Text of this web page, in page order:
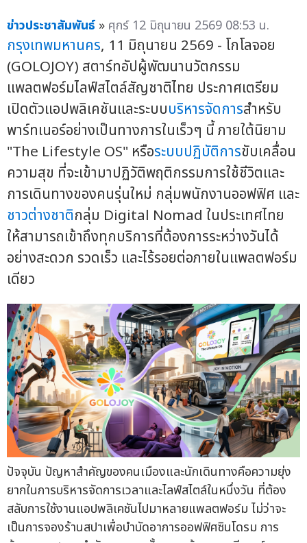
ข่าวประชาสัมพันธ์ » ศุกร์ 12 มิถุนายน 2569 08:53 น.
กรุงเทพมหานคร, 11 มิถุนายน 2569 - โกโลจอย
(GOLOJOY) สตาร์ทอัปผู้พัฒนานวัตกรรม
แพลตฟอร์มไลฟ์สไตล์สัญชาติไทย ประกาศเตรียม
เปิดตัวแอปพลิเคชันและระบบบริหารจัดการสำหรับ
พาร์ทเนอร์อย่างเป็นทางการในเร็วๆ นี้ ภายใต้นิยาม
"The Lifestyle OS" หรือระบบปฏิบัติการขับเคลื่อน
ความสุข ที่จะเข้ามาปฏิวัติพฤติกรรมการใช้ชีวิตและ
การเดินทางของคนรุ่นใหม่ กลุ่มพนักงานออฟฟิศ และ
ชาวต่างชาติกลุ่ม Digital Nomad ในประเทศไทย
ให้สามารถเข้าถึงทุกบริการที่ต้องการระหว่างวันได้
อย่างสะดวก รวดเร็ว และไร้รอยต่อภายในแพลตฟอร์ม
เดียว
ปัจจุบัน ปัญหาสำคัญของคนเมืองและนักเดินทางคือความยุ่ง
ยากในการบริหารจัดการเวลาและไลฟ์สไตล์ในหนึ่งวัน ที่ต้อง
สลับการใช้งานแอปพลิเคชันไปมาหลายแพลตฟอร์ม ไม่ว่าจะ
เป็นการจองร้านสปาเพื่อบำบัดอาการออฟฟิศซินโดรม การ